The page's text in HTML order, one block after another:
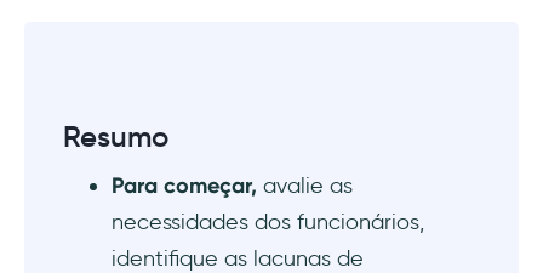
Promover uma cultura de aprendizado e
adaptação
Resumo
Para começar, avalie as
necessidades dos funcionários,
identifique as lacunas de